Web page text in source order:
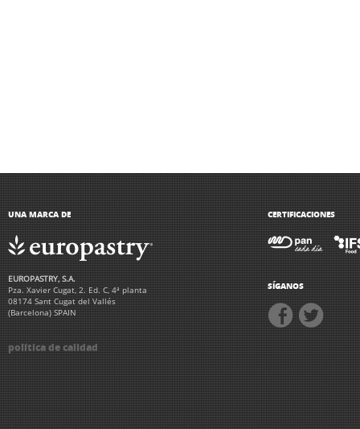
UNA MARCA DE
EUROPASTRY, S.A.
Pza. Xavier Cugat, 2. Ed. C, 4ª planta
08174 Sant Cugat del Vallés
(Barcelona) SPAIN
política de calidad
CERTIFICACIONES
SÍGANOS